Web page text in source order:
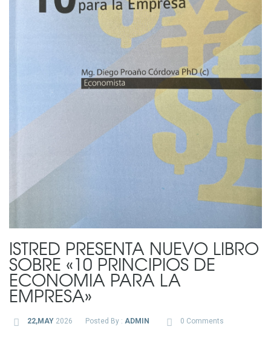
ISTRED PRESENTA NUEVO LIBRO
SOBRE «10 PRINCIPIOS DE
ECONOMIA PARA LA
EMPRESA»
22,MAY2026 Posted By : ADMIN 0 Comments